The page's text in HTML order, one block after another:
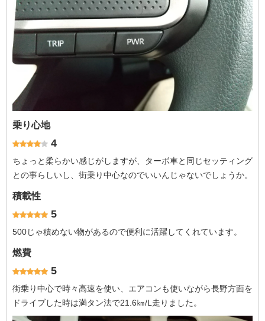
乗り心地
4
ちょっと柔らかい感じがしますが、ターボ車と同じセッティング
との事らしいし、街乗り中心なのでいいんじゃないでしょうか。
積載性
5
500じゃ積めない物があるので便利に活躍してくれています。
燃費
5
街乗り中心で時々高速を使い、エアコンも使いながら長野方面を
ドライブした時は満タン法で21.6㎞/L走りました。